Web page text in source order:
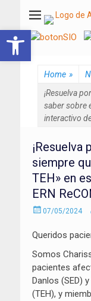
Asociación
Home »
¡Resuelva
saber sobre
interactivo
¡Resuelva
siempre
TEH» en
ERN
Enviado
07/05/2024
Queridos
Somos
pacientes
Danlos (SED)
(TEH), y
Abrir barra de